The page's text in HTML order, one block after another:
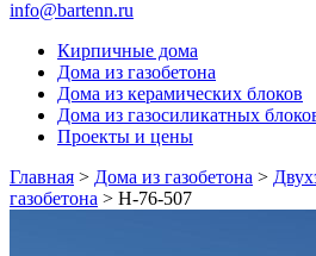
info@bartenn.ru
Кирпичные дома
Дома из газобетона
Дома из керамических блоков
Дома из газосиликатных
Проекты и цены
Главная > Дома из газобетона >
газобетона > Н-76-507